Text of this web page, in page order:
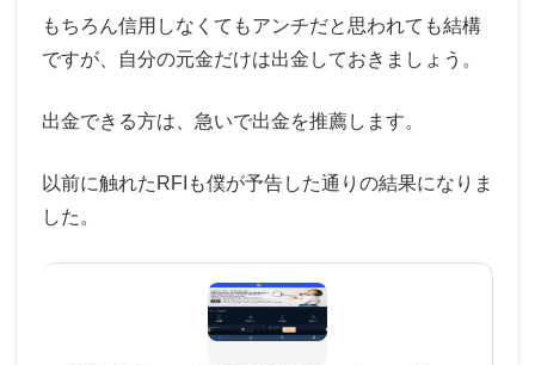
もちろん信用しなくてもアンチだと思われても結構
ですが、自分の元金だけは出金しておきましょう。
出金できる方は、急いで出金を推薦します。
以前に触れたRFIも僕が予告した通りの結果になりま
した。